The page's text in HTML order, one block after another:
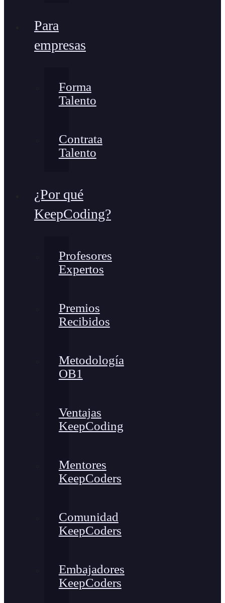
Para
empresas
Forma
Talento
Contrata
Talento
¿Por qué
KeepCoding?
Profesores
Expertos
Premios
Recibidos
Metodología
OB1
Ventajas
KeepCoding
Mentores
KeepCoders
Comunidad
KeepCoders
Embajadores
KeepCoders